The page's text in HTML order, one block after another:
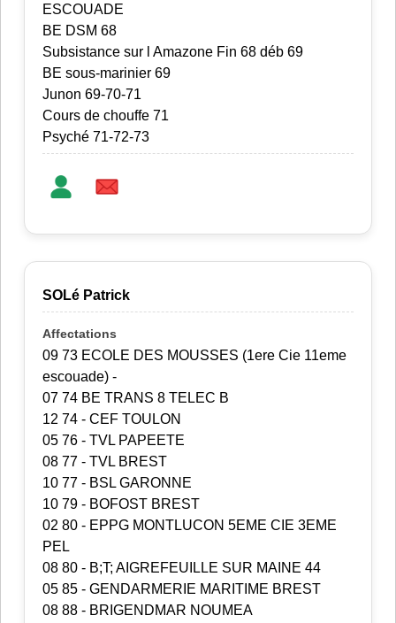
ESCOUADE
BE DSM 68
Subsistance sur l Amazone Fin 68 déb 69
BE sous-marinier 69
Junon 69-70-71
Cours de chouffe 71
Psyché 71-72-73
SOLé Patrick
09 73 ECOLE DES MOUSSES (1ere Cie 11eme
escouade) -
07 74 BE TRANS 8 TELEC B
12 74 - CEF TOULON
05 76 - TVL PAPEETE
08 77 - TVL BREST
10 77 - BSL GARONNE
10 79 - BOFOST BREST
02 80 - EPPG MONTLUCON 5EME CIE 3EME
PEL
08 80 - B;T; AIGREFEUILLE SUR MAINE 44
05 85 - GENDARMERIE MARITIME BREST
08 88 - BRIGENDMAR NOUMEA